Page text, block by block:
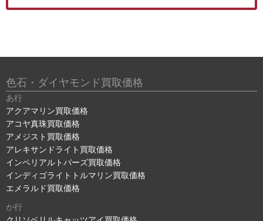
色石・ダイヤモンド買取価格
あ行
アクアマリン買取価格
アコヤ真珠買取価格
アメジスト買取価格
アレキサンドライト買取価格
インペリアルトパーズ買取価格
インディゴライトトルマリン買取価格
エメラルド買取価格
か行